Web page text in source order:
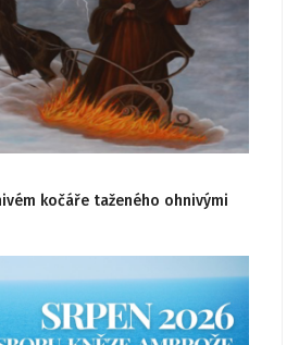
kočáře taženého ohnivými